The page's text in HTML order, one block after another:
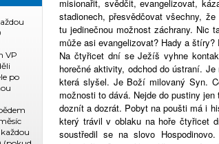
misionařit, svědčit, evangelizovat,
stadionech, přesvědčovat všechny,
tu jedinečnou možnost záchrany. Nic
může asi evangelizovat? Hady a
Na čtyřicet dní se Ježíš vyhne
horečné aktivity, odchod do ústraní.
která slyšel. Je Boží milovaný Syn.
možnosti to dává. Nejde do pustiny
doznít a dozrát. Pobyt na poušti má i
který trávil v oblaku na hoře čtyřicet
soustředil se na slovo
VP
po